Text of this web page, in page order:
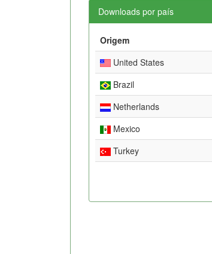
Downloads por país
Origem
United States
Brazil
Netherlands
Mexico
Turkey